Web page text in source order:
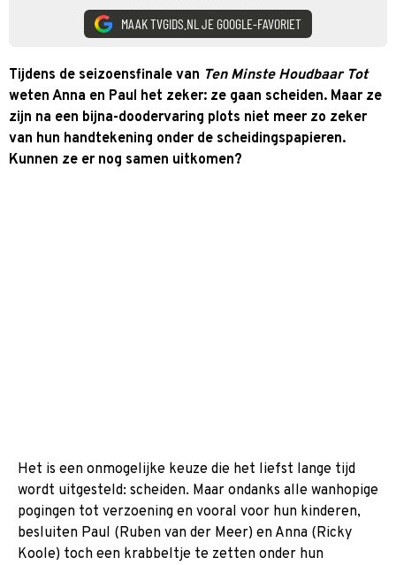
MAAK TVGIDS.NL JE GOOGLE-FAVORIET
Tijdens de seizoensfinale van Ten Minste Houdbaar Tot
weten Anna en Paul het zeker: ze gaan scheiden. Maar ze
zijn na een bijna-doodervaring plots niet meer zo zeker
van hun handtekening onder de scheidingspapieren.
Kunnen ze er nog samen uitkomen?
Het is een onmogelijke keuze die het liefst lange tijd
wordt uitgesteld: scheiden. Maar ondanks alle wanhopige
pogingen tot verzoening en vooral voor hun kinderen,
besluiten Paul (Ruben van der Meer) en Anna (Ricky
Koole) toch een krabbeltje te zetten onder hun